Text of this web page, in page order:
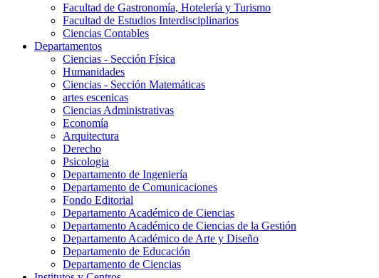
Facultad de Gastronomía, Hotelería y Turismo
Facultad de Estudios Interdisciplinarios
Ciencias Contables
Departamentos
Ciencias - Sección Física
Humanidades
Ciencias - Sección Matemáticas
artes escenicas
Ciencias Administrativas
Economía
Arquitectura
Derecho
Psicologia
Departamento de Ingeniería
Departamento de Comunicaciones
Fondo Editorial
Departamento Académico de Ciencias
Departamento Académico de Ciencias de la Gestión
Departamento Académico de Arte y Diseño
Departamento de Educación
Departamento de Ciencias